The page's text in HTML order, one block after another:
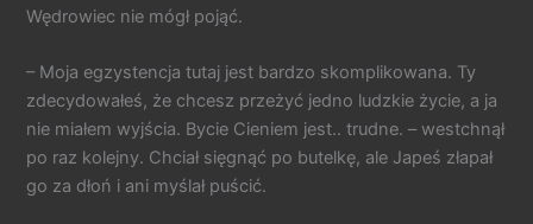
Wędrowiec nie mógł pojąć.
– Moja egzystencja tutaj jest bardzo skomplikowana. Ty
zdecydowałeś, że chcesz przeżyć jedno ludzkie życie, a ja
nie miałem wyjścia. Bycie Cieniem jest.. trudne. – westchnął
po raz kolejny. Chciał sięgnąć po butelkę, ale Japeś złapał
go za dłoń i ani myślał puścić.